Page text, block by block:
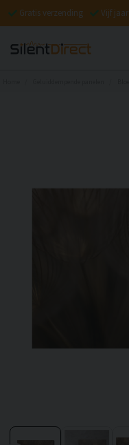
Gratis verzending Vijf